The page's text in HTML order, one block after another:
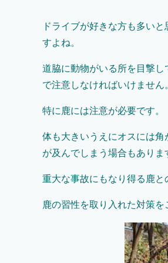
ドライブが好きな方も多い
すよね。
道脇に動物がいる所を目撃
で注意しなければいけません
特に鹿には注意が必要です。
体も大きいうえにオスには
が及んでしまう場合もありま
重大な事故にもなり得る鹿と
鹿の習性を取り入れた対策を